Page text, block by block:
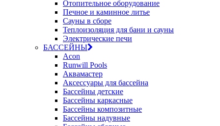
Отопительное оборудование
Печное и каминное литье
Сауны в сборе
Теплоизоляция для бани и сауны
Электрические печи
БАССЕЙНЫ
Acon
Runwill Pools
Аквамастер
Аксессуары для бассейна
Бассейны детские
Бассейны каркасные
Бассейны композитные
Бассейны надувные